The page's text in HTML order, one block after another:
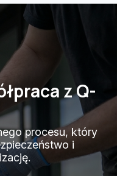
z Q-
procesu, który
i